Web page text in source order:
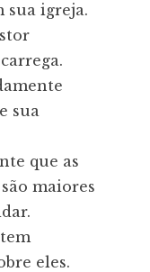
sua igreja.
sua
que as
maiores
eles.